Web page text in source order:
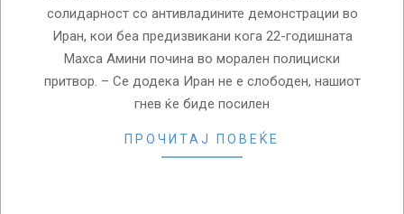
солидарност со антивладините демонстрации во
Иран, кои беа предизвикани кога 22-годишната
Махса Амини почина во морален полициски
притвор. – Се додека Иран не е слободен, нашиот
гнев ќе биде посилен
ПРОЧИТАЈ ПОВЕЌЕ